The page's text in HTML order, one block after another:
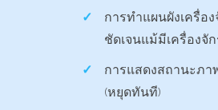
การทำแผนผังเครื่อง
ชัดเจนแม้มีเครื่องจั
การแสดงสถานะภาพ
(หยุดทันที)